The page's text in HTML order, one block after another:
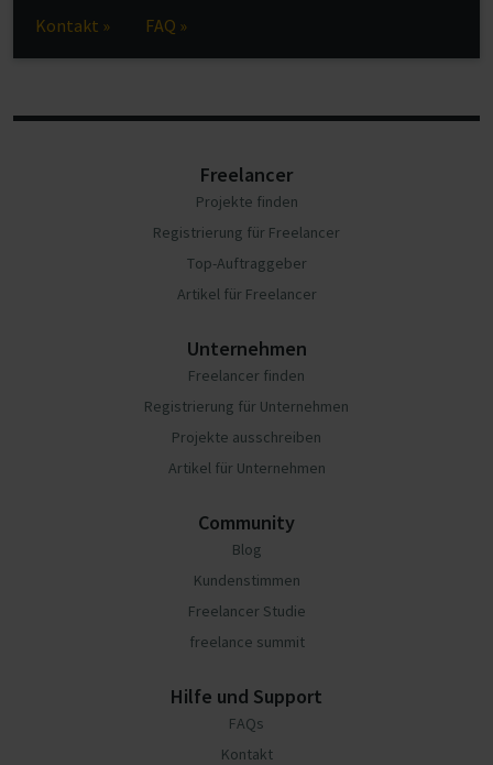
Kontakt » FAQ »
Freelancer
Projekte finden
Registrierung für Freelancer
Top-Auftraggeber
Artikel für Freelancer
Unternehmen
Freelancer finden
Registrierung für Unternehmen
Projekte ausschreiben
Artikel für Unternehmen
Community
Blog
Kundenstimmen
Freelancer Studie
freelance summit
Hilfe und Support
FAQs
Kontakt